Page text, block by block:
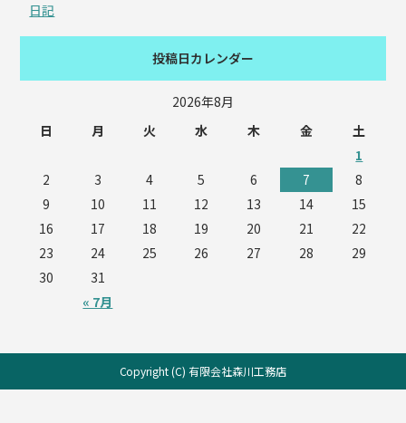
日記
投稿日カレンダー
2026年8月
日
月 火 水 木 金 土
« 7月
1
2
3 4 5 6 7
8
9
10 11 12 13 14
15
16
17 18 19 20 21
22
23
24 25 26 27 28
29
30
31
Copyright (C) 有限会社森川工務店